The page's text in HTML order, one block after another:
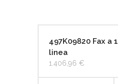
497K09820 Fax a 1
linea
1.406,96 €